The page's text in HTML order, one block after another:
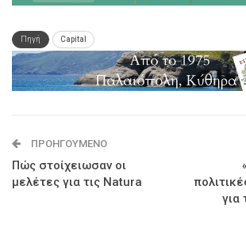
Πηγή Capital
ΠΡΟΗΓΟΎΜΕΝΟ
Πώς στοίχειωσαν οι
μελέτες για τις Natura
για